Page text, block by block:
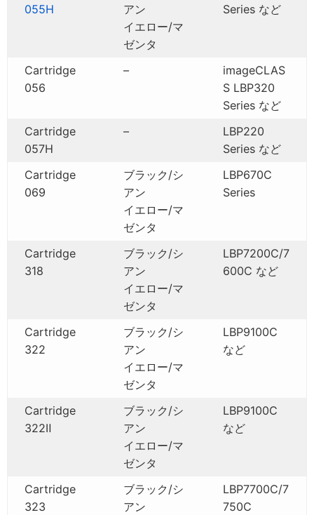
055H
アン
イエロー/マ
ゼンタ
Series など
Cartridge
056
–
imageCLAS
S LBP320
Series など
Cartridge
057H
–
LBP220
Series など
Cartridge
069
ブラック/シ
アン
イエロー/マ
ゼンタ
LBP670C
Series
Cartridge
318
ブラック/シ
アン
イエロー/マ
ゼンタ
LBP7200C/7
600C など
Cartridge
322
ブラック/シ
アン
イエロー/マ
ゼンタ
LBP9100C
など
Cartridge
322Ⅱ
ブラック/シ
アン
イエロー/マ
ゼンタ
LBP9100C
など
Cartridge
323
ブラック/シ
アン
LBP7700C/7
750C